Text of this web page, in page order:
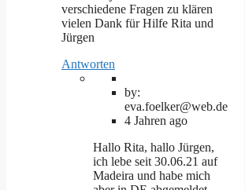
verschiedene Fragen zu klären
vielen Dank für Hilfe Rita und
Jürgen
Antworten
by:
eva.foelker@web.de
4 Jahren ago
Hallo Rita, hallo Jürgen,
ich lebe seit 30.06.21 auf
Madeira und habe mich